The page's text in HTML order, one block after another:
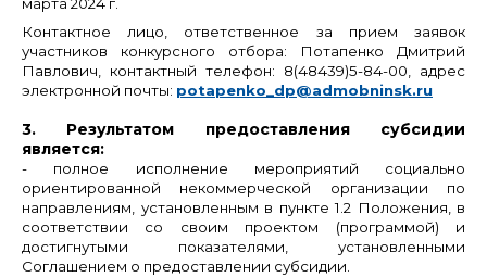
марта 2024 г.
Контактное лицо, ответственное за прием заявок
участников конкурсного отбора: Потапенко Дмитрий
Павлович, контактный телефон: 8(48439)5-84-00, адрес
электронной почты: potapenko_dp@admobninsk.ru
3. Результатом предоставления субсидии
является:
- полное исполнение мероприятий социально
ориентированной некоммерческой организации по
направлениям, установленным в пункте 1.2 Положения, в
соответствии со своим проектом (программой) и
достигнутыми показателями, установленными
Соглашением о предоставлении субсидии.